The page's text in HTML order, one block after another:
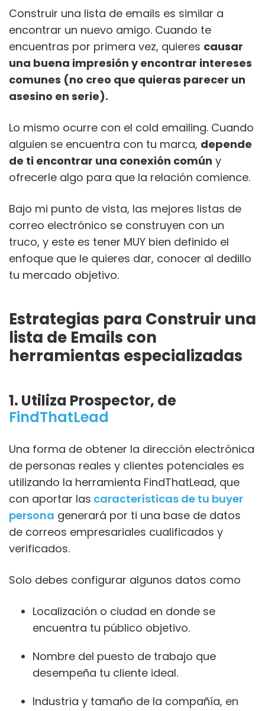
Construir una lista de emails es similar a
encontrar un nuevo amigo. Cuando te
encuentras por primera vez, quieres causar
una buena impresión y encontrar intereses
comunes (no creo que quieras parecer un
asesino en serie).
Lo mismo ocurre con el cold emailing. Cuando
alguien se encuentra con tu marca, depende
de ti encontrar una conexión común y
ofrecerle algo para que la relación comience.
Bajo mi punto de vista, las mejores listas de
correo electrónico se construyen con un
truco, y este es tener MUY bien definido el
enfoque que le quieres dar, conocer al dedillo
tu mercado objetivo.
Estrategias para Construir una
lista de Emails con
herramientas especializadas
1. Utiliza Prospector, de
FindThatLead
Una forma de obtener la dirección electrónica
de personas reales y clientes potenciales es
utilizando la herramienta FindThatLead, que
con aportar las características de tu buyer
persona generará por ti una base de datos
de correos empresariales cualificados y
verificados.
Solo debes configurar algunos datos como
Localización o ciudad en donde se
encuentra tu público objetivo.
Nombre del puesto de trabajo que
desempeña tu cliente ideal.
Industria y tamaño de la compañía, en